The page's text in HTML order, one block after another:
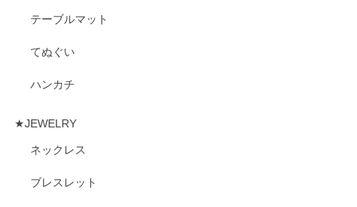
テーブルマット
てぬぐい
ハンカチ
★JEWELRY
ネックレス
ブレスレット